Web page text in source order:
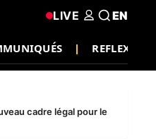
REFLEXION
LIVE EN
cadre légal pour le